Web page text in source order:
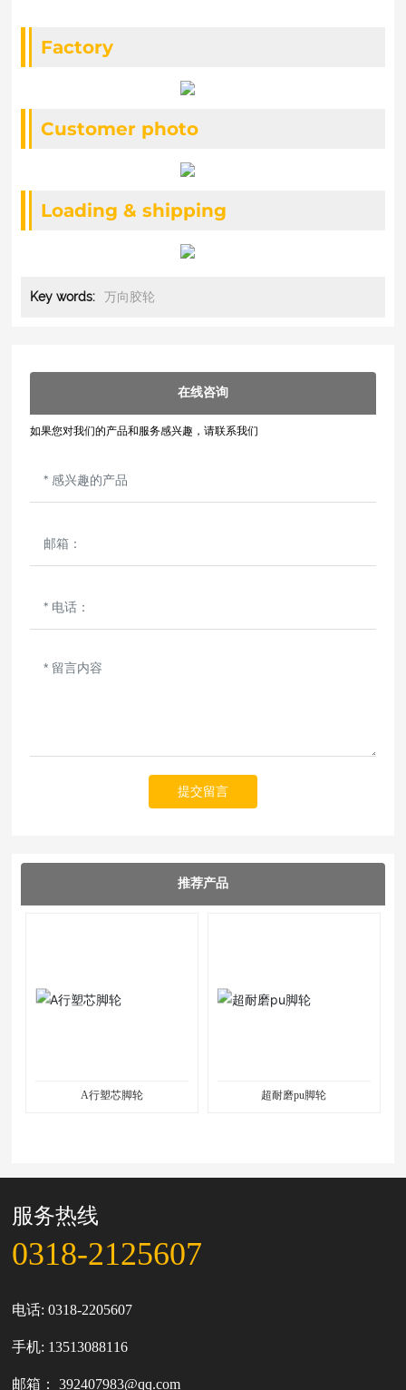
Factory
Customer photo
Loading & shipping
Key words: 万向胶轮
在线咨询
如果您对我们的产品和服务感兴趣，请联系我们
提交留言
推荐产品
A行塑芯脚轮 超耐磨pu脚轮
服务热线
0318-2125607
电话:0318-2205607
手机: 13513088116
邮箱：392407983@qq.com